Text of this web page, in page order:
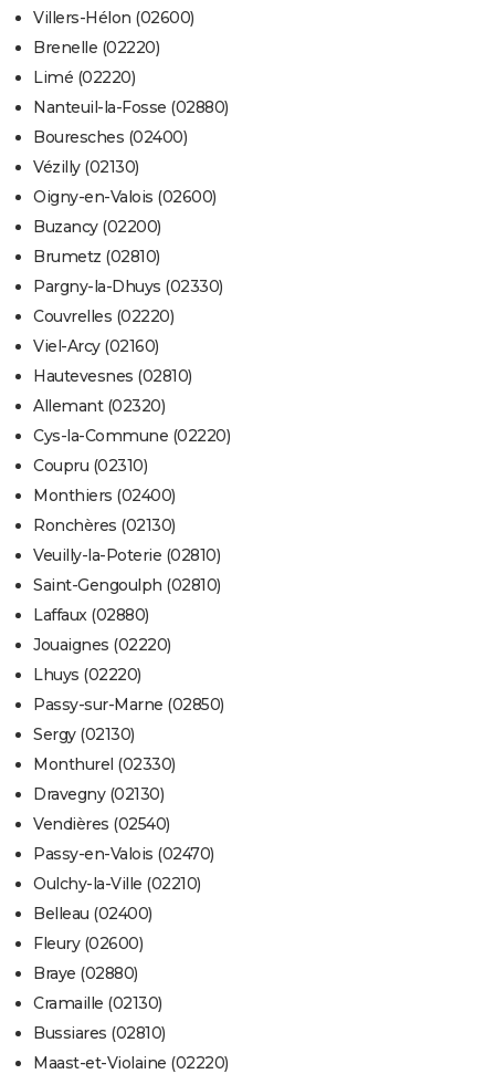
Villers-Hélon (02600)
Brenelle (02220)
Limé (02220)
Nanteuil-la-Fosse (02880)
Bouresches (02400)
Vézilly (02130)
Oigny-en-Valois (02600)
Buzancy (02200)
Brumetz (02810)
Pargny-la-Dhuys (02330)
Couvrelles (02220)
Viel-Arcy (02160)
Hautevesnes (02810)
Allemant (02320)
Cys-la-Commune (02220)
Coupru (02310)
Monthiers (02400)
Ronchères (02130)
Veuilly-la-Poterie (02810)
Saint-Gengoulph (02810)
Laffaux (02880)
Jouaignes (02220)
Lhuys (02220)
Passy-sur-Marne (02850)
Sergy (02130)
Monthurel (02330)
Dravegny (02130)
Vendières (02540)
Passy-en-Valois (02470)
Oulchy-la-Ville (02210)
Belleau (02400)
Fleury (02600)
Braye (02880)
Cramaille (02130)
Bussiares (02810)
Maast-et-Violaine (02220)